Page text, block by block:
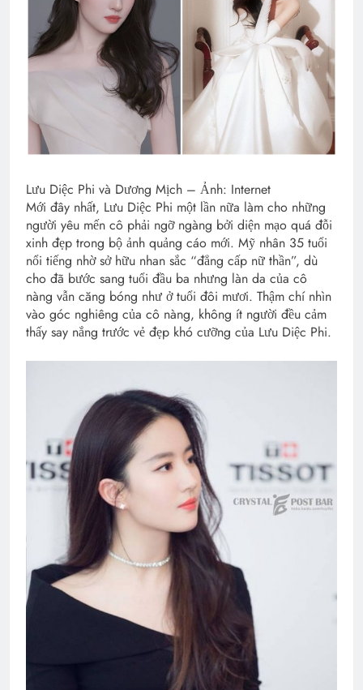
Lưu Diệc Phi và Dương Mịch – Ảnh: Internet
Mới đây nhất, Lưu Diệc Phi một lần nữa làm cho những
người yêu mến cô phải ngỡ ngàng bởi diện mạo quá đỗi
xinh đẹp trong bộ ảnh quảng cáo mới. Mỹ nhân 35 tuổi
nổi tiếng nhờ sở hữu nhan sắc “đẳng cấp nữ thần”, dù
cho đã bước sang tuổi đầu ba nhưng làn da của cô
nàng vẫn căng bóng như ở tuổi đôi mươi. Thậm chí nhìn
vào góc nghiêng của cô nàng, không ít người đều cảm
thấy say nắng trước vẻ đẹp khó cưỡng của Lưu Diệc Phi.